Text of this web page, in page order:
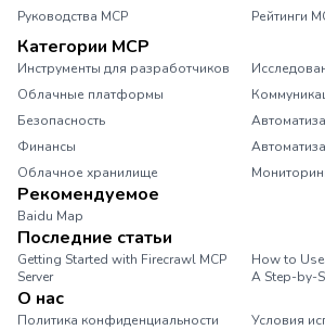
Руководства MCP
Рейтинги
Категории MCP
Инструменты для разработчиков
Облачные платформы
Безопасность
Финансы
Облачное хранилище
Рекомендуемое
Baidu Map
Последние статьи
Getting Started with Firecrawl MCP
Server
How to Use
A Step-by-
О нас
Политика конфиденциальности Условия